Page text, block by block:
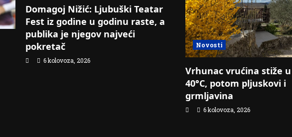
Domagoj Nižić: Ljubuški Teatar
Fest iz godine u godinu raste, a
publika je njegov najveći
pokretač
6 kolovoza, 2026
Novosti
Vrhunac vrućina stiže u
40°C, potom pljuskovi i
grmljavina
6 kolovoza, 2026